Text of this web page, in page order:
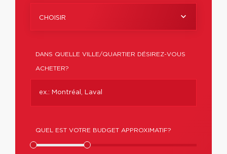
CHOISIR
DANS QUELLE VILLE/QUARTIER DÉSIREZ-VOUS
ACHETER?
QUEL EST VOTRE BUDGET APPROXIMATIF?